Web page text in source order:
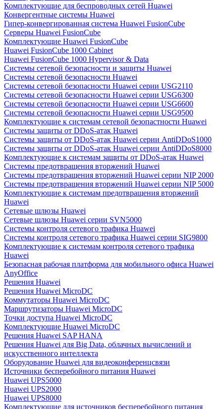
Комплектующие для беспроводных сетей Huawei
Конвергентные системы Huawei
Гипер-конвергированная система Huawei FusionCube
Серверы Huawei FusionCube
Комплектующие Huawei FusionCube
Huawei FusionCube 1000 Cabinet
Huawei FusionCube 1000 Hypervisor & Data
Системы сетевой безопасности и защиты Huawei
Системы сетевой безопасности Huawei
Системы сетевой безопасности Huawei серии USG2110
Системы сетевой безопасности Huawei серии USG6300
Системы сетевой безопасности Huawei серии USG6600
Системы сетевой безопасности Huawei серии USG9500
Комплектующие к системам сетевой безопастности Huawei
Системы защиты от DDoS-атак Huawei
Системы защиты от DDoS-атак Huawei серии AntiDDoS1000
Системы защиты от DDoS-атак Huawei серии AntiDDoS8000
Комплектующие к системам защиты от DDoS-атак Huawei
Системы предотвращения вторжений Huawei
Системы предотвращения вторжений Huawei серии NIP 2000
Системы предотвращения вторжений Huawei серии NIP 5000
Комплектующие к системам предотвращения вторжений
Huawei
Сетевые шлюзы Huawei
Сетевые шлюзы Huawei серии SVN5000
Системы контроля сетевого трафика Huawei
Системы контроля сетевого трафика Huawei серии SIG9800
Комплектующие к системам контроля сетевого трафика
Huawei
Безопасная рабочая платформа для мобильного офиса Huawei
AnyOffice
Решения Huawei
Решения Huawei MicroDC
Коммутаторы Huawei MicroDC
Маршрутизаторы Huawei MicroDC
Точки доступа Huawei MicroDC
Комплектующие Huawei MicroDC
Решения Huawei SAP HANA
Решения Huawei для Big Data, облачных вычислений и
искусственного интеллекта
Оборудование Huawei для видеоконференцсвязи
Источники бесперебойного питания Huawei
Huawei UPS5000
Huawei UPS2000
Huawei UPS8000
Комплектующие для источников бесперебойного питания